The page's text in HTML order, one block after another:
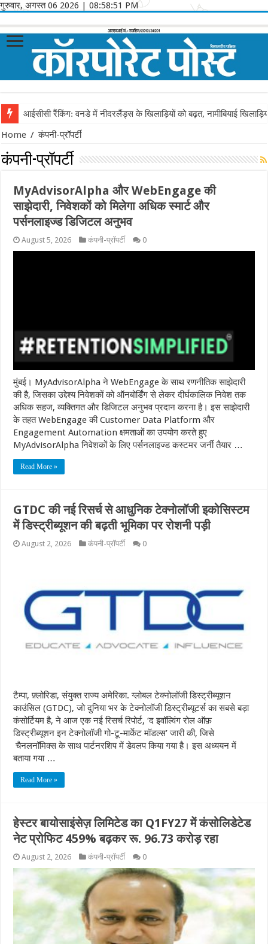
गुरुवार, अगस्त 06 2026 | 08:58:51 PM
आईसीसी रैंकिंग: वनडे में नीदरलैंड्स के खिलाड़ियों को बढ़त, नामीबियाई
Home / कंपनी-प्रॉपर्टी
कंपनी-प्रॉपर्टी
MyAdvisorAlpha और WebEngage की
साझेदारी, निवेशकों को मिलेगा अधिक स्मार्ट और
पर्सनलाइज्ड डिजिटल अनुभव
August 5, 2026 कंपनी-प्रॉपर्टी 0
मुंबई। MyAdvisorAlpha ने WebEngage के साथ रणनीतिक साझेदारी
की है, जिसका उद्देश्य निवेशकों को ऑनबोर्डिंग से लेकर दीर्घकालिक निवेश तक
अधिक सहज, व्यक्तिगत और डिजिटल अनुभव प्रदान करना है। इस साझेदारी
के तहत WebEngage की Customer Data Platform और
Engagement Automation क्षमताओं का उपयोग करते हुए
MyAdvisorAlpha निवेशकों के लिए पर्सनलाइज्ड कस्टमर जर्नी तैयार …
Read More »
GTDC की नई रिसर्च से आधुनिक टेक्नोलॉजी इकोसिस्टम
में डिस्ट्रीब्यूशन की बढ़ती भूमिका पर रोशनी पड़ी
August 2, 2026 कंपनी-प्रॉपर्टी 0
टैम्पा, फ़्लोरिडा, संयुक्त राज्य अमेरिका. ग्लोबल टेक्नोलॉजी डिस्ट्रीब्यूशन
काउंसिल (GTDC), जो दुनिया भर के टेक्नोलॉजी डिस्ट्रीब्यूटर्स का सबसे बड़ा
कंसोर्टियम है, ने आज एक नई रिसर्च रिपोर्ट, ‘द इवॉल्विंग रोल ऑफ़
डिस्ट्रीब्यूशन इन टेक्नोलॉजी गो-टू-मार्केट मॉडल्स’ जारी की, जिसे
चैनलनॉमिक्स के साथ पार्टनरशिप में डेवलप किया गया है। इस अध्ययन में
बताया गया …
Read More »
हेस्टर बायोसाइंसेज़ लिमिटेड का Q1FY27 में कंसोलिडेटेड
नेट प्रोफिट 459% बढ़कर रू. 96.73 करोड़ रहा
August 2, 2026 कंपनी-प्रॉपर्टी 0